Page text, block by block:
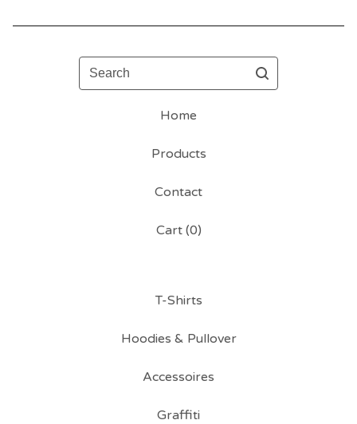
Search
Home
Products
Contact
Cart (0)
T-Shirts
Hoodies & Pullover
Accessoires
Graffiti